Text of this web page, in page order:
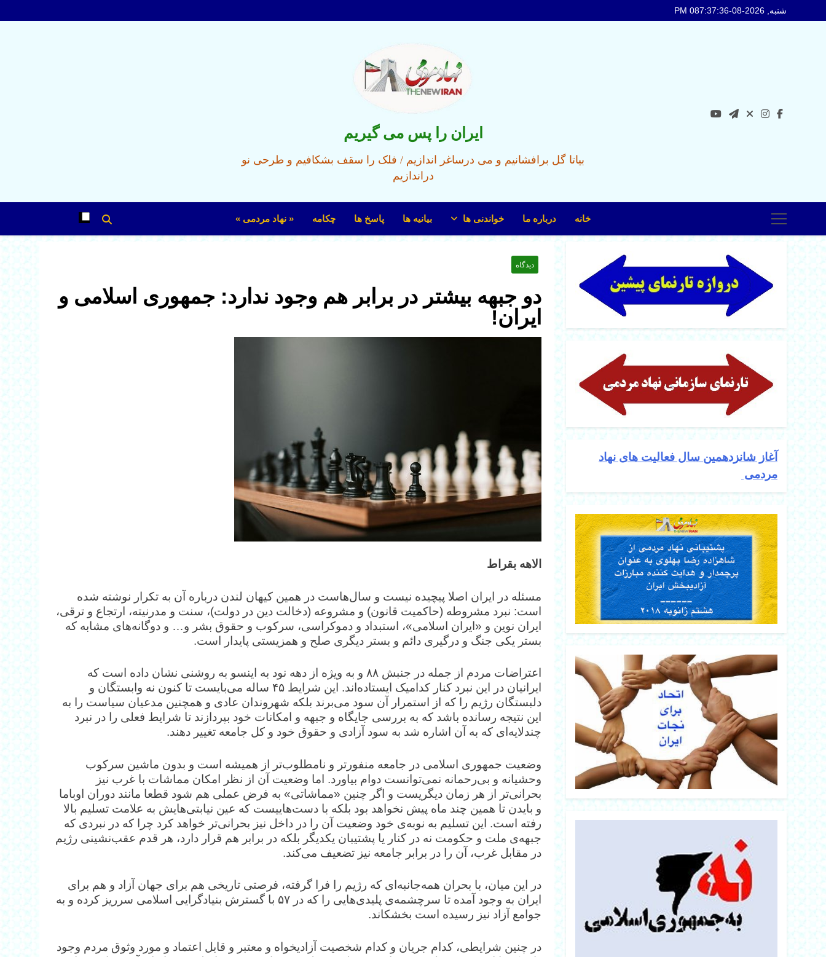
شنبه, 2026-08-08 7:37:37 PM
ایران را پس می گیریم
بیاتا گل برافشانیم و می درساغر اندازیم / فلک را سقف بشکافیم و طرحی نو
دراندازیم
خانه درباره ما خواندنی ها بیانیه ها پاسخ ها چکامه « نهاد مردمی »
آغاز شانزدهمین سال فعالیت های نهاد
مردمی
دیدگاه
دو جبهه بیشتر در برابر هم وجود ندارد: جمهوری اسلامی و
ایران!
الاهه بقراط
مسئله در ایران اصلا پیچیده نیست و سال‌هاست در همین کیهان لندن درباره آن به تکرار نوشته شده
است: نبرد مشروطه (حاکمیت قانون) و مشروعه (دخالت دین در دولت)، سنت و مدرنیته، ارتجاع و ترقی،
ایران نوین و «ایران اسلامی»، استبداد و دموکراسی، سرکوب و حقوق بشر و… و دوگانه‌های مشابه که
بستر یکی جنگ و درگیری دائم و بستر دیگری صلح و همزیستی پایدار است.
اعتراضات مردم از جمله در جنبش ۸۸ و به ویژه از دهه نود به اینسو به روشنی نشان داده است که
ایرانیان در این نبرد کنار کدامیک ایستاده‌اند. این شرایط ۴۵ ساله می‌بایست تا کنون نه وابستگان و
دلبستگان رژیم را که از استمرار آن سود می‌برند بلکه شهروندان عادی و همچنین مدعیان سیاست را به
این نتیجه رسانده باشد که به بررسی جایگاه و جبهه‌ و امکانات خود بپردازند تا شرایط فعلی را در نبرد
چندلایه‌ای که به آن اشاره شد به سود آزادی و حقوق خود و کل جامعه تغییر دهند.
وضعیت جمهوری اسلامی در جامعه منفورتر و نامطلوب‌تر از همیشه است و بدون ماشین سرکوب
وحشیانه و بی‌رحمانه نمی‌توانست دوام بیاورد. اما وضعیت آن از نظر امکان مماشات با غرب نیز
بحرانی‌تر از هر زمان دیگریست و اگر چنین «مماشاتی» به فرض عملی هم شود قطعا مانند دوران اوباما
و بایدن تا همین چند ماه پیش نخواهد بود بلکه با دست‌هاییست که عین نیابتی‌هایش به علامت تسلیم بالا
رفته است. این تسلیم به نوبه‌ی خود وضعیت آن را در داخل نیز بحرانی‌تر خواهد کرد چرا که در نبردی که
جبهه‌ی ملت و حکومت نه در کنار یا پشتیبان یکدیگر بلکه در برابر هم قرار دارد، هر قدم عقب‌نشینی رژیم
در مقابل غرب، آن را در برابر جامعه نیز تضعیف می‌کند.
در این میان، با بحران همه‌جانبه‌ای که رژیم را فرا گرفته، فرصتی‌ تاریخی هم برای جهان آزاد و هم برای
ایران به وجود آمده تا سرچشمه‌ی پلیدی‌هایی را که در ۵۷ با گسترش بنیادگرایی اسلامی سرریز کرده و به
جوامع آزاد نیز رسیده است بخشکاند.
در چنین شرایطی، کدام جریان و کدام شخصیت‌ آزادیخواه و معتبر و قابل اعتماد و مورد وثوق مردم وجود